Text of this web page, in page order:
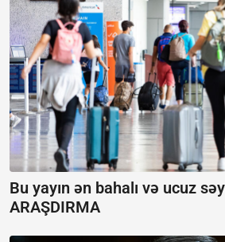
Bu yayın ən bahalı və ucuz
ARAŞDIRMA